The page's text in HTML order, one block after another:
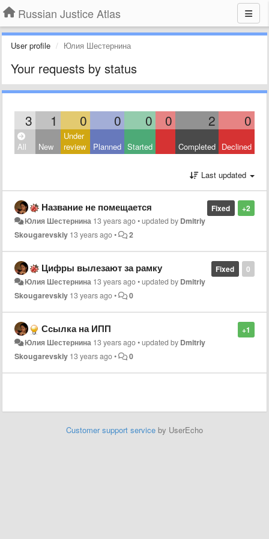
Russian Justice Atlas
User profile Юлия Шестернина
Your requests by status
3 1 0 0 0 0 2 0
All New
Under
review
Planned Started Completed Declined
Last updated
+2
Fixed
Название не помещается
Юлия Шестернина 13 years ago•updated by Dmitriy
Skougarevskiy 13 years ago• 2
0
Fixed
Цифры вылезают за рамку
Юлия Шестернина 13 years ago•updated by Dmitriy
Skougarevskiy 13 years ago• 0
+1
Ссылка на ИПП
Юлия Шестернина 13 years ago•updated by Dmitriy
Skougarevskiy 13 years ago• 0
Customer support service by UserEcho